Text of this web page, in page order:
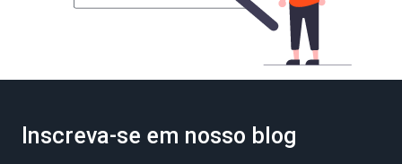
Inscreva-se em nosso blog